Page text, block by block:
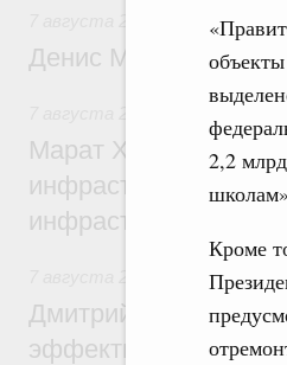
2,2
Кроме
Общие
Денис Мантуров
Бюджеты
Марат Хуснуллин:
инфраструктуры
инфраструктурным
Развитие
Дмитрий Патрушев:
эффективность